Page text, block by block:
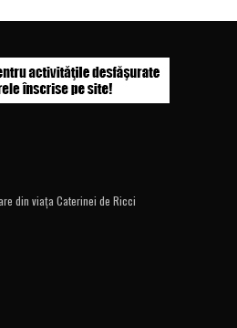
din viața Caterinei de Ricci